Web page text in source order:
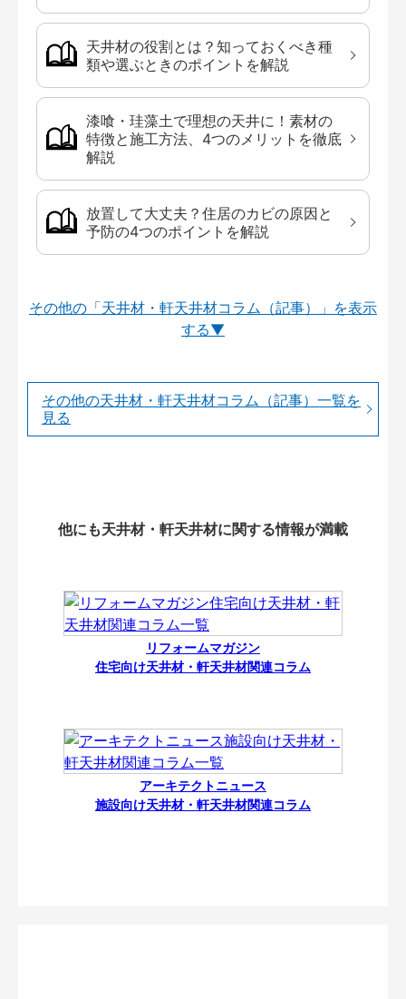
天井材の役割とは？知っておくべき種
類や選ぶときのポイントを解説
漆喰・珪藻土で理想の天井に！素材の
特徴と施工方法、4つのメリットを徹底
解説
放置して大丈夫？住居のカビの原因と
予防の4つのポイントを解説
その他の「天井材・軒天井材コラム（記事）」を
その他の天井材・軒天井材コラム（記事）一覧を
見る
他にも天井材・軒天井材に関する情報が満載
リフォームマガジン
住宅向け天井材・軒天井材関連コラム
アーキテクトニュース
施設向け天井材・軒天井材関連コラム